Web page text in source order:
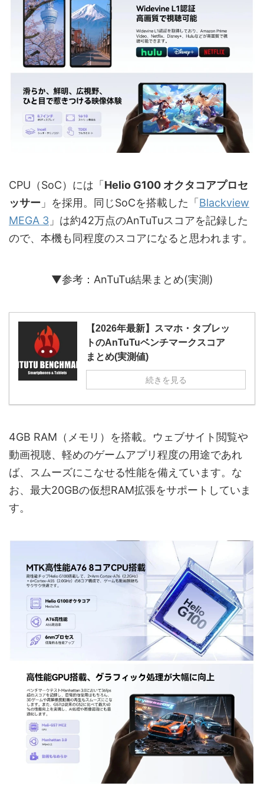
CPU（SoC）には「Helio G100 オクタコアプロセ
ッサー 」を採用。同じSoCを搭載した「Blackview
MEGA 3 」は約42万点のAnTuTuスコアを記録した
ので、本機も同程度のスコアになると思われます。
▼参考：AnTuTu結果まとめ(実測)
【2026年最新】スマホ・タブレッ
トのAnTuTuベンチマークスコア
まとめ(実測値)
続きを見る
4GB RAM（メモリ）を搭載。ウェブサイト閲覧や
動画視聴、軽めのゲームアプリ程度の用途であれ
ば、スムーズにこなせる性能を備えています。な
お、最大20GBの仮想RAM拡張をサポートしていま
す。